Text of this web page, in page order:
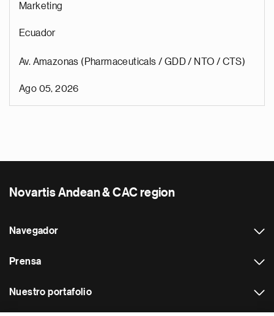
Marketing
Ecuador
Av. Amazonas (Pharmaceuticals / GDD / NTO / CTS)
Ago 05, 2026
Novartis Andean & CAC region
Navegador
Prensa
Nuestro portafolio